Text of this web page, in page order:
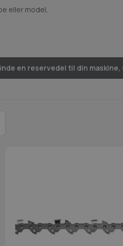
eller model,
en reservedel til din